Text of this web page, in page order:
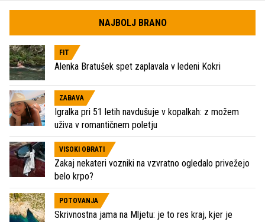
NAJBOLJ BRANO
FIT
Alenka Bratušek spet zaplavala v ledeni Kokri
ZABAVA
Igralka pri 51 letih navdušuje v kopalkah: z možem
uživa v romantičnem poletju
VISOKI OBRATI
Zakaj nekateri vozniki na vzvratno ogledalo privežejo
belo krpo?
POTOVANJA
Skrivnostna jama na Mljetu: je to res kraj, kjer je